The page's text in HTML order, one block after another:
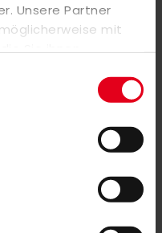
Unsere Partner
mit
Sie ihnen
haben.
Damen rot